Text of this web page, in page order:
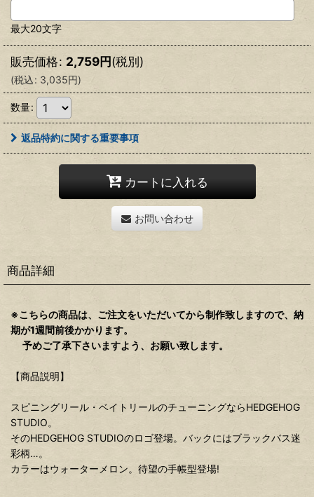
最大20文字
販売価格: 2,759円(税別)
(税込: 3,035円)
数量:
返品特約に関する重要事項
カートに入れる
お問い合わせ
商品詳細
※こちらの商品は、ご注文をいただいてから制作致しますので、納
期が1週間前後かかります。
予めご了承下さいますよう、お願い致します。
【商品説明】
スピニングリール・ベイトリールのチューニングならHEDGEHOG
STUDIO。
そのHEDGEHOG STUDIOのロゴ登場。バックにはブラックバス迷
彩柄…。
カラーはウォーターメロン。待望の手帳型登場!